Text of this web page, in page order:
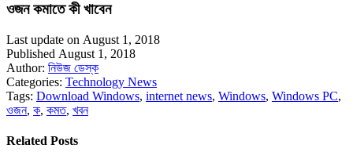
ওজন কমাতে কী খাবেন
Last update on August 1, 2018
Published August 1, 2018
Author: নিউজ ডেস্ক
Categories: Technology News
Tags: Download Windows, internet news, Windows, Windows PC,
ওজন, ক, কমত, খবন
Related Posts